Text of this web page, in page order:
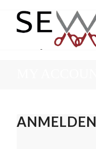
ANMELDEN